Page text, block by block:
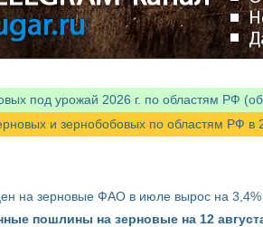
под урожай 2026 г. по областям РФ
и зернобобовых по областям РФ в
на зерновые ФАО в июле вырос на 3,4%
пошлины на зерновые на 12